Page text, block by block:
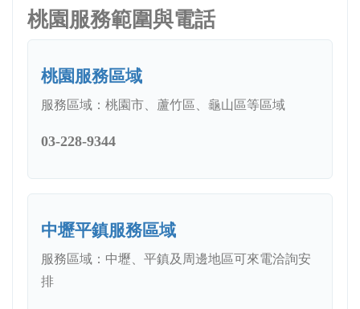
桃園服務範圍與電話
桃園服務區域
服務區域：桃園市、蘆竹區、龜山區等區域
03-228-9344
中壢平鎮服務區域
服務區域：中壢、平鎮及周邊地區可來電洽詢安
排